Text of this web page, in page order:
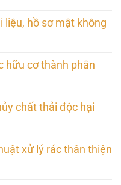
liệu, hồ sơ mật không
hữu cơ thành phân
chất thải độc hại
xử lý rác thân thiện